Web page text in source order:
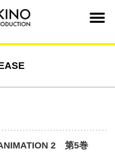
2 第5巻